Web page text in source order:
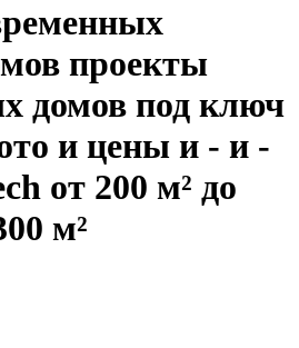
проекты
домов под ключ
и цены и - и -
от 200 м² до
м²